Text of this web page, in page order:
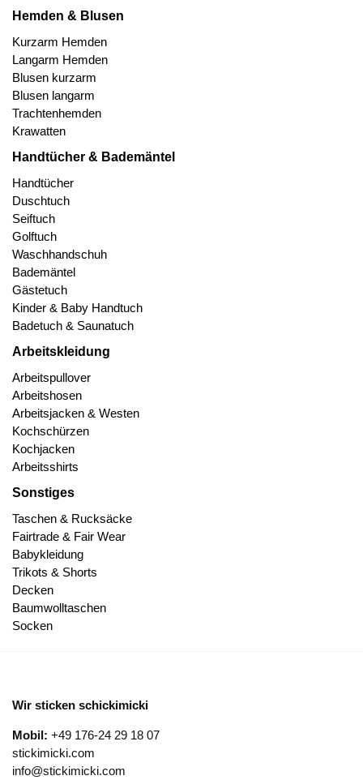
Hemden & Blusen
Kurzarm Hemden
Langarm Hemden
Blusen kurzarm
Blusen langarm
Trachtenhemden
Krawatten
Handtücher & Bademäntel
Handtücher
Duschtuch
Seiftuch
Golftuch
Waschhandschuh
Bademäntel
Gästetuch
Kinder & Baby Handtuch
Badetuch & Saunatuch
Arbeitskleidung
Arbeitspullover
Arbeitshosen
Arbeitsjacken & Westen
Kochschürzen
Kochjacken
Arbeitsshirts
Sonstiges
Taschen & Rucksäcke
Fairtrade & Fair Wear
Babykleidung
Trikots & Shorts
Decken
Baumwolltaschen
Socken
Wir sticken schickimicki
Mobil: +49 176-24 29 18 07
stickimicki.com
info@stickimicki.com